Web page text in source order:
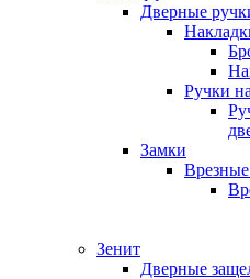
Дверные
Ручки
Замки
Зенит
Дверные